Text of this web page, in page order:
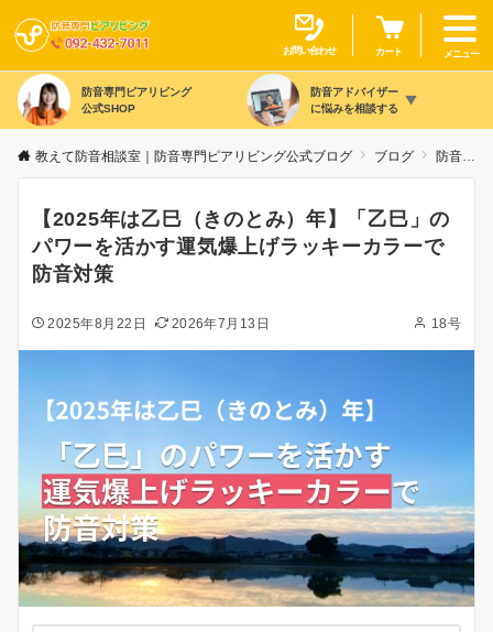
お問い合わせ カート メニュー
防音専門ピアリビング
公式SHOP
防音アドバイザー
に悩みを相談する
教えて防音相談室｜防音専門ピアリビング公式ブログ ブログ 防音の豆知識
【2025年は乙巳（きのとみ）年】「乙巳」の
パワーを活かす運気爆上げラッキーカラーで
防音対策
2025年8月22日 2026年7月13日 18号